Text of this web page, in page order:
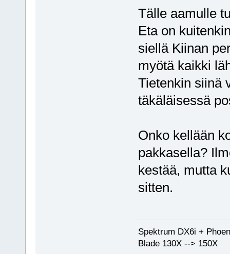
Tälle aamulle
Eta on
siellä Kiinan
myötä kaikki
Tietenkin siinä
täkäläisessä
Onko kellään
pakkasella?
kestää, mutta
sitten.
Spektrum DX6i +
Blade 130X --> 150X